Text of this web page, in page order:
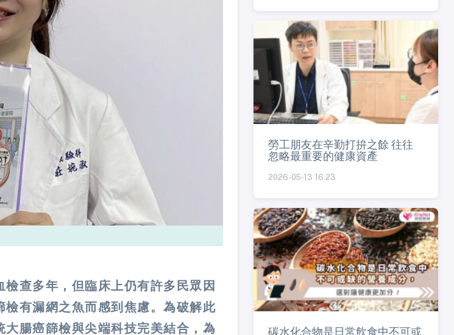
查多年，但臨床上仍有許多民眾因
有漏網之魚而感到焦慮。為破解此
腸癌篩檢與尖端科技完美結合，為
勞工朋友在辛勤打拚之餘 往往
忽略最重要的健康資產
2026-05-13 16:23
碳水化合物是日常飲食中不可或